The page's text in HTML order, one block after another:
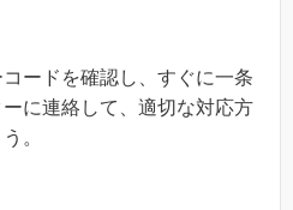
ードを確認し、すぐに一条
に連絡して、適切な対応方
。